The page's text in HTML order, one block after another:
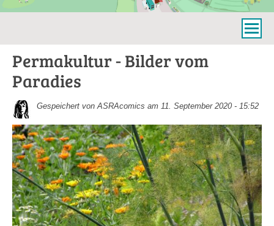
Permakultur - Bilder vom
Paradies
Gespeichert vonASRAcomics am 11. September 2020 - 15:52